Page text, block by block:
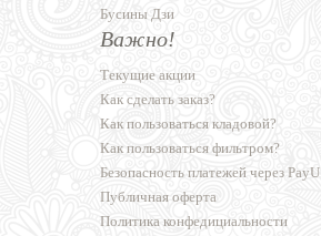
Бусины Дзи
Важно!
Текущие акции
Как сделать заказ?
Как пользоваться кладовой?
Как пользоваться фильтром?
Безопасность платежей через PayU
Публичная оферта
Политика конфедициальности